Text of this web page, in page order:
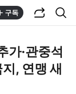
구독
가·관중석
, 연맹 새